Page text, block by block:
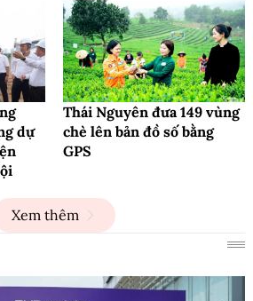
dự
Thái Nguyên đưa 149 vùng
chè lên bản đồ số bằng
GPS
Xem thêm